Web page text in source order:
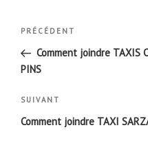
Navigation
l’article
Article
précédent
PRÉCÉDENT
Comment joindre TAXIS
PINS
Article
suivant
SUIVANT
Comment joindre TAXI